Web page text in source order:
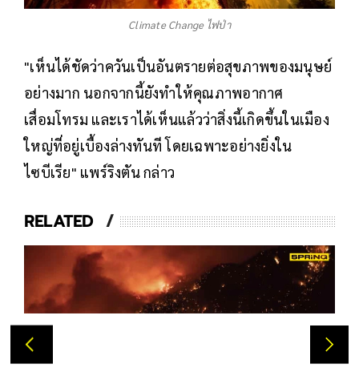
Climate Change ไฟป่า
"เห็นได้ชัดว่าควันเป็นอันตรายต่อสุขภาพของมนุษย์
อย่างมาก นอกจากนี้ยังทำให้คุณภาพอากาศ
เสื่อมโทรม และเราได้เห็นแล้วว่าสิ่งนี้เกิดขึ้นในเมือง
ใหญ่ที่อยู่เบื้องล่างทันที โดยเฉพาะอย่างยิ่งใน
ไซบีเรีย" แพร์ริงตัน กล่าว
RELATED